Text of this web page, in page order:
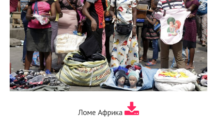
Ломе Африка